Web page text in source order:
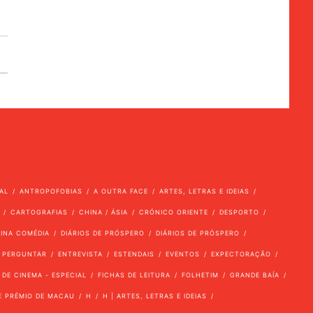
ANTROPOFOBIAS A OUTRA FACE ARTES, LETRAS E IDEIAS
CARTOGRAFIAS CHINA / ÁSIA CRÓNICO ORIENTE DESPORTO
COMÉDIA DIÁRIOS DE PRÓSPERO DIÁRIOS DE PRÓSPERO
ENTREVISTA ESTENDAIS EVENTOS EXPECTORAÇÃO
CINEMA - ESPECIAL FICHAS DE LEITURA FOLHETIM GRANDE BAÍA
PRÉMIO DE MACAU H H | ARTES, LETRAS E IDEIAS